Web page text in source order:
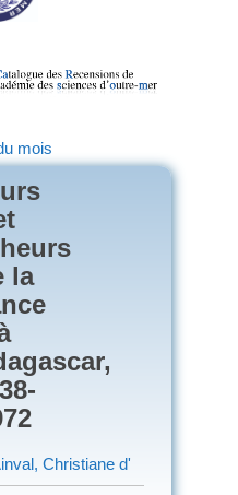
mois
la
Christiane d'